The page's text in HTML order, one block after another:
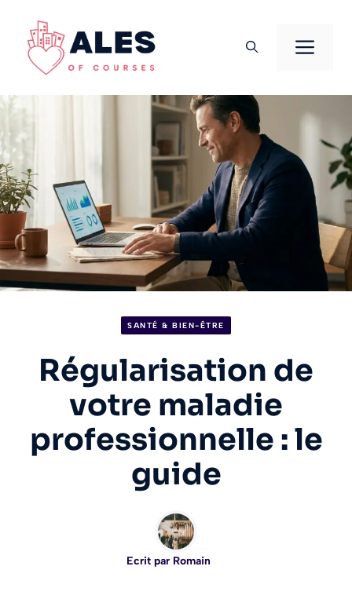
contenu
SANTÉ & BIEN-ÊTRE
Régularisation de
votre maladie
professionnelle : le
guide
Ecrit par Romain